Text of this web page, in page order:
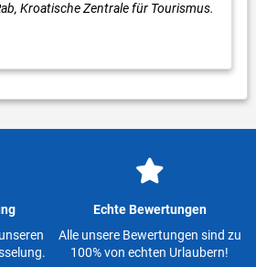
Kroatische Zentrale für Tourismus.
Echte Bewertungen
Alle unsere Bewertungen sind zu
100% von echten Urlaubern!